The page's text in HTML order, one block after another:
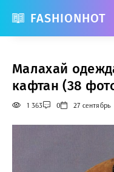
FASHIONHOT
Малахай
кафтан (38
1 363 0 27 сентябрь